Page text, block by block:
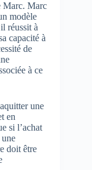
Marc. Marc
modèle
réussit à
capacité à
de
à ce
une
en
si l’achat
une
doit être